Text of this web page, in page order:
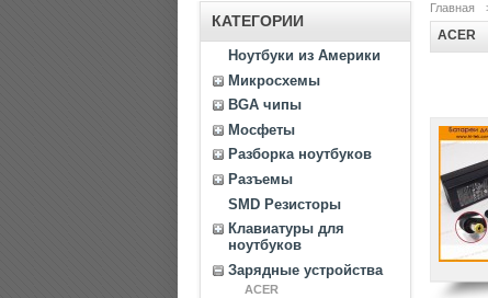
КАТЕГОРИИ
Ноутбуки из Америки
Микросхемы
BGA чипы
Мосфеты
Разборка ноутбуков
Разъемы
SMD Резисторы
Клавиатуры для
ноутбуков
Зарядные устройства
ACER
Главная
ACER